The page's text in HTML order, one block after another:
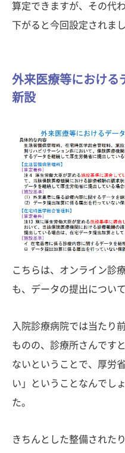
算定できますが、その代
下がると今回設定されまし
外来医療等における
新設
こちらは、オンライン診
も、データの提出について
入院診療病院では当たり
ものの、診療所さんです
ないということで、厚労
い」ということなんでし
た。
きちんとした整備された